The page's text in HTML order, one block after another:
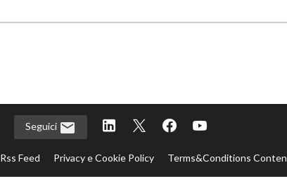
Seguici
Rss Feed Privacy e Cookie Policy Terms&Conditions